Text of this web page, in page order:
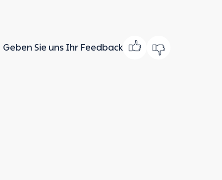
Geben Sie uns Ihr Feedback